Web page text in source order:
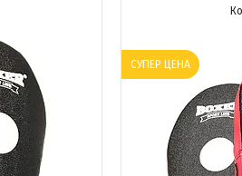
СУПЕР ЦЕНА